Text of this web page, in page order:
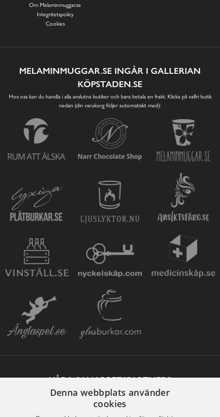
Om Melaminmuggar.se
Integritetspolicy
Cookies
MELAMINMUGGAR.SE INGÅR I GALLERIAN
KÖPSTADEN.SE
Hos oss kan du handla i alla anslutna butiker och bara betala en frakt. Klicka på valfri butik
nedan (din varukorg följer automatiskt med):
VÅRA SAMARBETSPARTNERS
Denna webbplats använder
cookies